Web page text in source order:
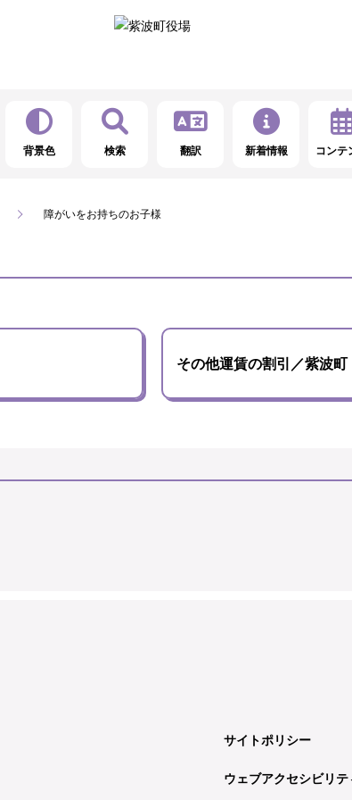
背景色 検索 翻訳 新着情報 コンテ
障がいをお持ちのお子様
その他運賃の割引／紫波町
サイトポリシー
ウェブアクセシビリテ